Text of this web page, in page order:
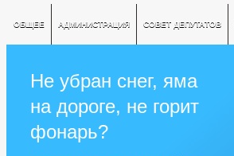
ОБЩЕЕ АДМИНИСТРАЦИЯ СОВЕТ ДЕПУТАТОВ
Не убран снег, яма
на дороге, не горит
фонарь?